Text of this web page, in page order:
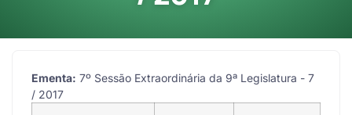
Ementa: 7º Sessão Extraordinária da 9ª Legislatura - 7
/ 2017